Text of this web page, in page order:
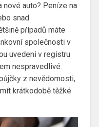
nové auto? Peníze na
snad
případů máte
společnosti v
uvedeni v registru
nespravedlivé.
z nevědomosti,
krátkodobě těžké